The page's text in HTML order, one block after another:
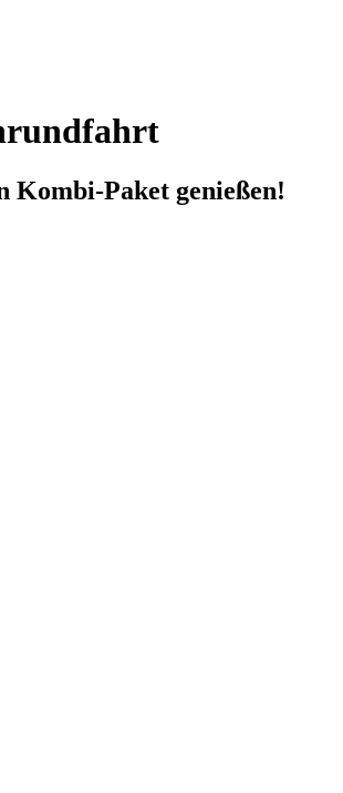
Kombi-Paket genießen!